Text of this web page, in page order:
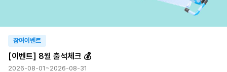
참여이벤트
[이벤트] 8월 출석체크 💰
2026-08-01~2026-08-31